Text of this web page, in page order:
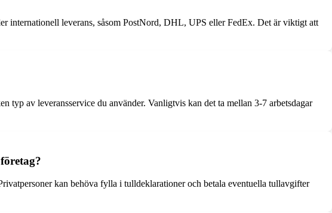
internationell leverans, såsom PostNord, DHL, UPS eller FedEx. Det är viktigt att
av leveransservice du använder. Vanligtvis kan det ta mellan 3-7 arbetsdagar
kan behöva fylla i tulldeklarationer och betala eventuella tullavgifter